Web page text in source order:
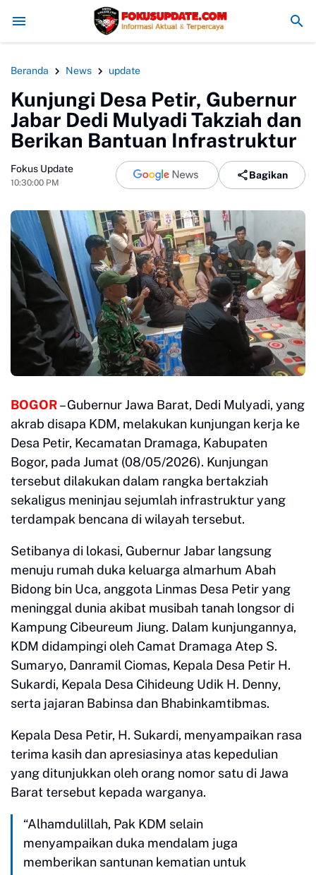
Dishub Kabupaten Sukabumi Siap Kaji Tuntutan Sopir Angkot
Beranda News update
Kunjungi Desa Petir, Gubernur
Jabar Dedi Mulyadi Takziah dan
Berikan Bantuan Infrastruktur
Fokus Update
10:30:00 PM
Bagikan
BOGOR– Gubernur Jawa Barat, Dedi Mulyadi, yang
akrab disapa KDM, melakukan kunjungan kerja ke
Desa Petir, Kecamatan Dramaga, Kabupaten
Bogor, pada Jumat (08/05/2026). Kunjungan
tersebut dilakukan dalam rangka bertakziah
sekaligus meninjau sejumlah infrastruktur yang
terdampak bencana di wilayah tersebut.
​Setibanya di lokasi, Gubernur Jabar langsung
menuju rumah duka keluarga almarhum Abah
Bidong bin Uca, anggota Linmas Desa Petir yang
meninggal dunia akibat musibah tanah longsor di
Kampung Cibeureum Jiung. Dalam kunjungannya,
KDM didampingi oleh Camat Dramaga Atep S.
Sumaryo, Danramil Ciomas, Kepala Desa Petir H.
Sukardi, Kepala Desa Cihideung Udik H. Denny,
serta jajaran Babinsa dan Bhabinkamtibmas.
​Kepala Desa Petir, H. Sukardi, menyampaikan rasa
terima kasih dan apresiasinya atas kepedulian
yang ditunjukkan oleh orang nomor satu di Jawa
Barat tersebut kepada warganya.
​“Alhamdulillah, Pak KDM selain
menyampaikan duka mendalam juga
memberikan santunan kematian untuk